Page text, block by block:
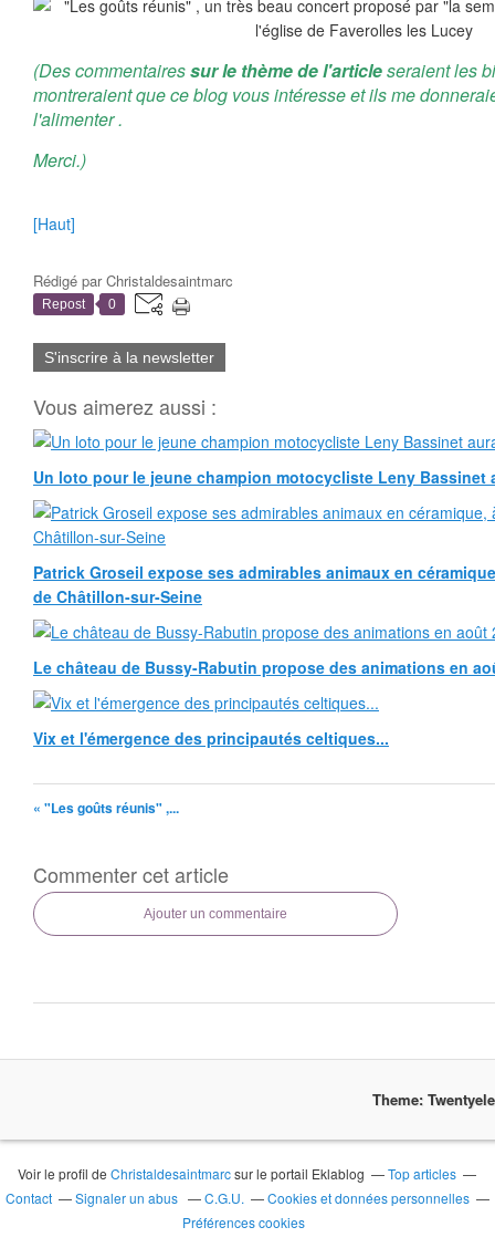
(Des commentairessur le thème de l'articleseraient les
montreraient que ce blog vous intéresse et ils me
l'alimenter .
Merci.)
[Haut]
Rédigé parChristaldesaintmarc
Repost 0
S'inscrire à la newsletter
Vous aimerez aussi :
Un loto pour le jeune champion motocycliste Leny Bassinet
Patrick Groseil expose ses admirables animaux en
de Châtillon-sur-Seine
Le château de Bussy-Rabutin propose des animations en
Vix et l'émergence des principautés celtiques...
« "Les goûts réunis" ,...
Commenter cet article
Ajouter un commentaire
Theme:
Voir le profil deChristaldesaintmarcsur le portail Eklablog
Top articles
Contact
Signaler un abus C.G.U.
Cookies et données personnelles
Préférences cookies